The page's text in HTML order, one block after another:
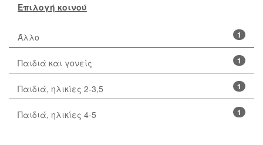
Επιλογή κοινού
1
Άλλο
1
Παιδιά και γονείς
1
Παιδιά, ηλικίες 2-3,5
1
Παιδιά, ηλικίες 4-5